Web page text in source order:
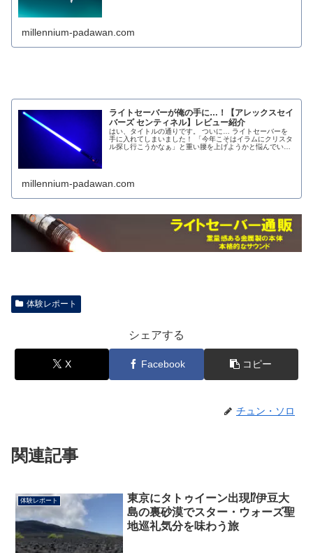
millennium-padawan.com
ライトセーバーが俺の手に…！【アレックスセイ
バーズ センティネル】レビュー紹介
はい、タイトルの通りです。 ついに… ライトセーバーを
手に入れてしまいました！ 「今年こそはイラムにクリスタ
ル探し行こうかなぁ」と重い腰を上げようかと悩んでいた
millennium-padawan.com
体験レポート
シェアする
X Facebook コピー
チュン・ソロ
関連記事
体験レポート
東京にタトゥイーン出現⁉︎伊豆大
島の裏砂漠でスター・ウォーズ聖
地巡礼気分を味わう旅